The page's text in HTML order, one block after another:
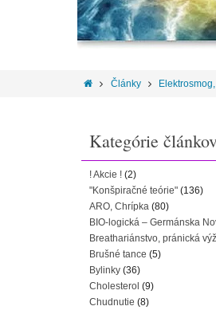
Články
Kategórie
! Akcie ! (2)
"Konšpiračné teórie" (136)
ARO, Chrípka (80)
BIO-logická – Germánska
Breathariánstvo, pránická
Brušné tance (5)
Bylinky (36)
Cholesterol (9)
Chudnutie (8)